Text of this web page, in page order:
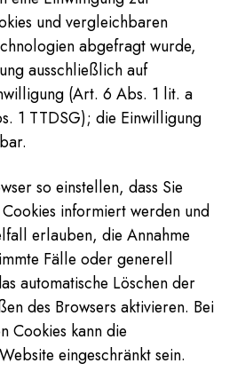
und vergleichbaren
abgefragt wurde,
ausschließlich auf
(Art. 6 Abs. 1 lit. a
1 TTDSG); die Einwilligung
so einstellen, dass Sie
informiert werden und
erlauben, die Annahme
Fälle oder generell
automatische Löschen der
des Browsers aktivieren. Bei
Cookies kann die
eingeschränkt sein.